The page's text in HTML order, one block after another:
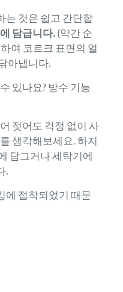
는 것은 쉽고 간단합
담급니다. (약간 순
여 코르크 표면의 얼
아냅니다.
있나요? 방수 기능
젖어도 걱정 없이 사
생각해보세요. 하지
담그거나 세탁기에
.
에 접착되었기 때문